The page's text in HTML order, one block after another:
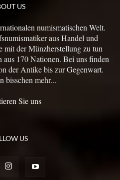
US
numismatischen Welt.
aus Handel und
mit der Münzherstellung zu tun
aus 170 Nationen. Bei uns finden
der Antike bis zur Gegenwart.
bisschen mehr...
Sie uns
US